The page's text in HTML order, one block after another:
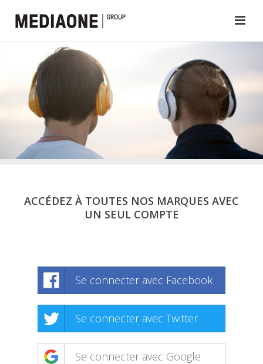
ACCÉDEZ À TOUTES NOS MARQUES AVEC
UN SEUL COMPTE
Se connecter avec Facebook
Se connecter avec Twitter
Se connecter avec Google